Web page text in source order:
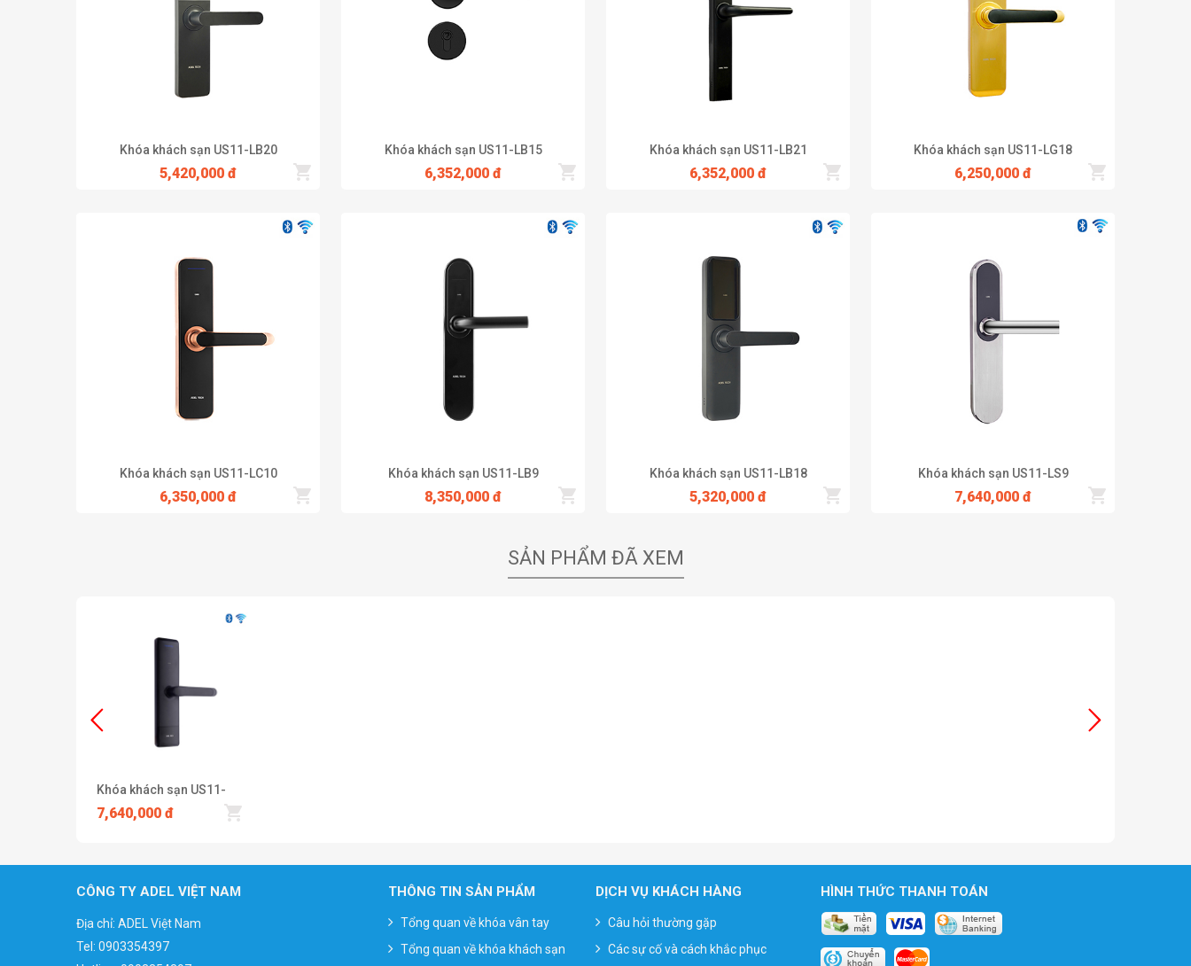
Khóa khách sạn US11-LB20
5,420,000 đ
Khóa khách sạn US11-LB15
6,352,000 đ
Khóa khách sạn US11-LB21
6,352,000 đ
Khóa khách sạn US11-LG18
6,250,000 đ
Khóa khách sạn US11-LC10
6,350,000 đ
Khóa khách sạn US11-LB9
8,350,000 đ
Khóa khách sạn US11-LB18
5,320,000 đ
Khóa khách sạn US11-LS9
7,640,000 đ
SẢN PHẨM ĐÃ XEM
Khóa khách sạn US11-
LB7
7,640,000 đ
CÔNG TY ADEL VIỆT NAM
Địa chỉ: ADEL Việt Nam
Tel: 0903354397
THÔNG TIN SẢN PHẨM
Tổng quan về khóa vân tay
Tổng quan về khóa khách sạn
DỊCH VỤ KHÁCH HÀNG
Câu hỏi thường gặp
Các sự cố và cách khắc phục
HÌNH THỨC THANH TOÁN